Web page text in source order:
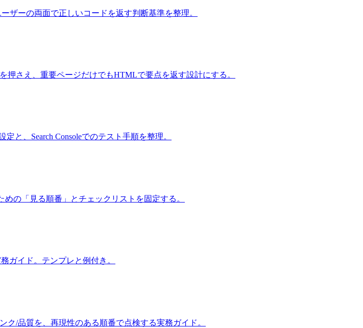
ザーの両面で正しいコードを返す判断基準を整理。
さえ、重要ページだけでもHTMLで要点を返す設計にする。
と、Search Consoleでのテスト手順を整理。
めの「見る順番」とチェックリストを固定する。
ガイド。テンプレと例付き。
ク/品質を、再現性のある順番で点検する実務ガイド。